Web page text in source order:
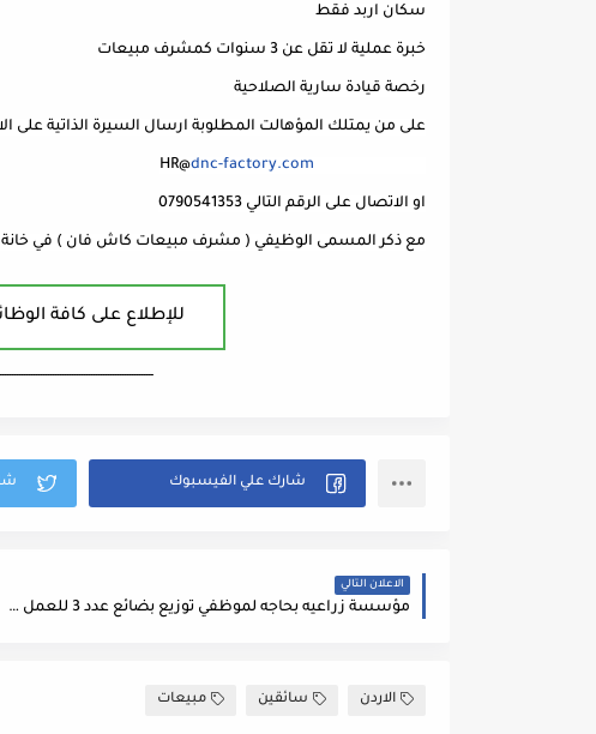
dnc-factory.com
مع ذكر المسمى الوظيفي ( مشرف مبيعات كاش فان ) في
للإطلاع على كافة
الاعلان التالي
مؤسسة زراعيه بحاجه لموظفي توزيع بضائع عدد 3 للعمل فورا
الاردن سائقين مبيعات